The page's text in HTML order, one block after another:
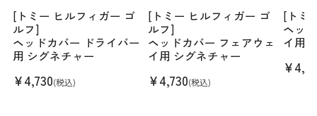
[トミー ヒルフィガー ゴ
ルフ]
ヘッドカバー ドライバー
用 シグネチャー
¥4,730(税込)
[トミー ヒルフィガー ゴ
ルフ]
ヘッドカバー フェアウェ
イ用 シグネチャー
¥4,730(税込)
[トミ
ヘッ
イ用
¥